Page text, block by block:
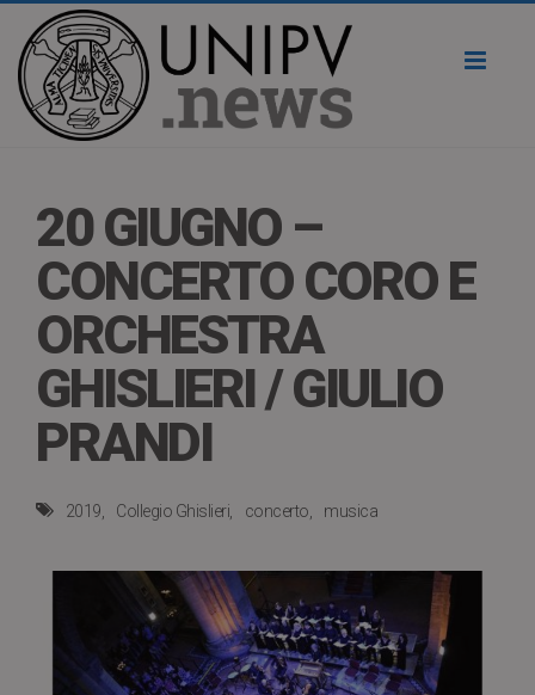
20 GIUGNO –
CONCERTO CORO E
ORCHESTRA
GHISLIERI / GIULIO
PRANDI
2019 Collegio Ghislieri concerto musica